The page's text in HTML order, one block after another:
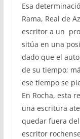
Esa
Rama, Real de
escritor a un
sitúa en una
dado que el
de su tiempo;
ese tiempo se
En Rocha, esta
una escritura
quedar fuera
escritor